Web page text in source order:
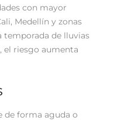
con mayor
Medellín y zonas
temporada de lluvias
el riesgo aumenta
de forma aguda o